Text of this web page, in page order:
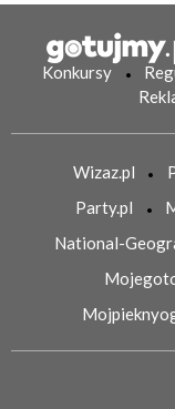
Konkursy
Wizaz.pl
Party.pl
National-